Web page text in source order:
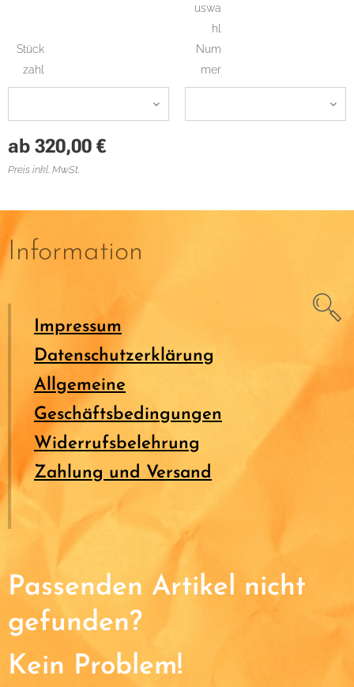
Stück
zahl
uswa
hl
Num
mer
ab 320,00 €
Preis inkl. MwSt.
Information
Impressum
Datenschutzerklärung
Allgemeine
Geschäftsbedingungen
Widerrufsbelehrung
Zahlung und Versand
Passenden Artikel nicht
gefunden?
Kein Problem!